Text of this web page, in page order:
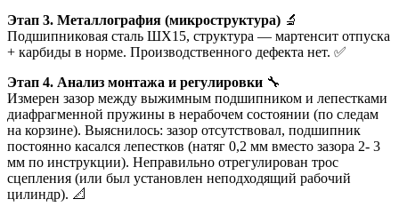
Этап 3. Металлография (микроструктура) 🔬
Подшипниковая сталь ШХ15, структура — мартенсит отпуска
+ карбиды в норме. Производственного дефекта нет. ✅
Этап 4. Анализ монтажа и регулировки 🔧
Измерен зазор между выжимным подшипником и лепестками
диафрагменной пружины в нерабочем состоянии (по следам
на корзине). Выяснилось: зазор отсутствовал, подшипник
постоянно касался лепестков (натяг 0,2 мм вместо зазора 2- 3
мм по инструкции). Неправильно отрегулирован трос
сцепления (или был установлен неподходящий рабочий
цилиндр). 📐